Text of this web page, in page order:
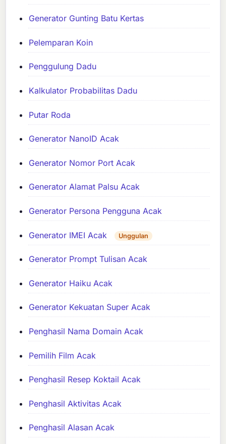
Generator Gunting Batu Kertas
Pelemparan Koin
Penggulung Dadu
Kalkulator Probabilitas Dadu
Putar Roda
Generator NanoID Acak
Generator Nomor Port Acak
Generator Alamat Palsu Acak
Generator Persona Pengguna Acak
Generator IMEI Acak Unggulan
Generator Prompt Tulisan Acak
Generator Haiku Acak
Generator Kekuatan Super Acak
Penghasil Nama Domain Acak
Pemilih Film Acak
Penghasil Resep Koktail Acak
Penghasil Aktivitas Acak
Penghasil Alasan Acak